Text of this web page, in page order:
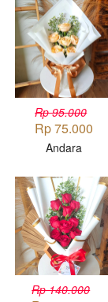
Rp 95.000
Rp 75.000
Andara
Rp 140.000